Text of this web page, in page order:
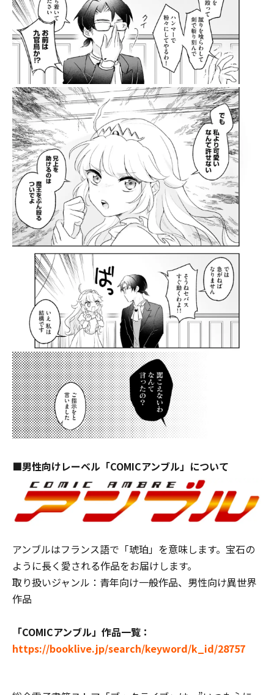
■男性向けレーベル「COMICアンブル」について
アンブルはフランス語で「琥珀」を意味します。宝石の
ように長く愛される作品をお届けします。
取り扱いジャンル：青年向け一般作品、男性向け異世界
作品
「COMICアンブル」作品一覧：
https://booklive.jp/search/keyword/k_id/28757